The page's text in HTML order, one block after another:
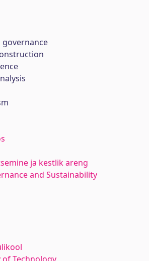
governance
ja kestlik areng
and Sustainability